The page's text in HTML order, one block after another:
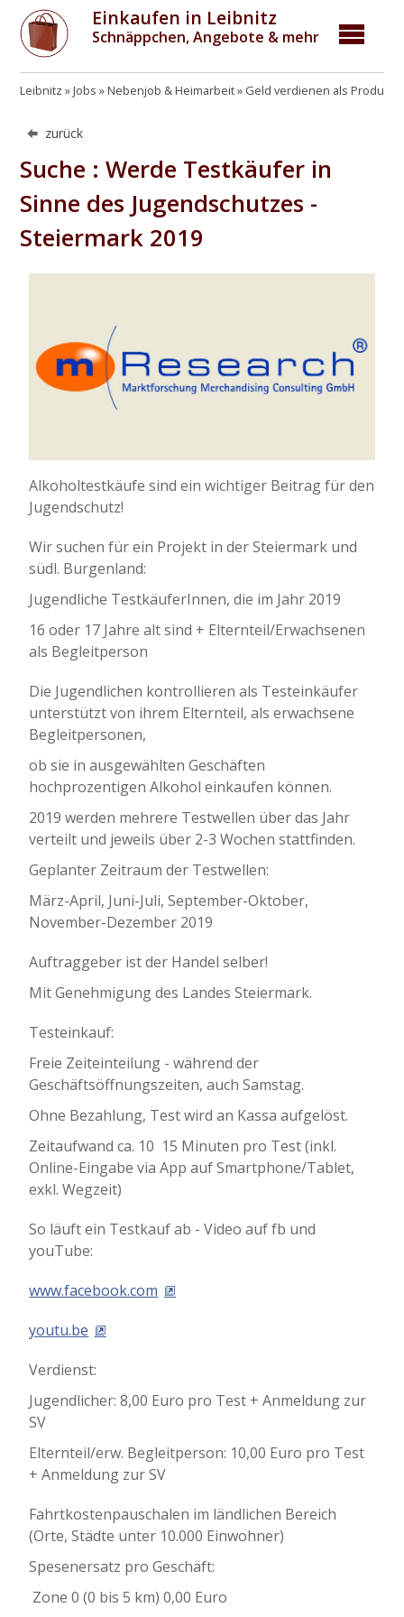
Einkaufen in Leibnitz
Schnäppchen, Angebote & mehr
Leibnitz Jobs Nebenjob & Heimarbeit Geld verdienen als
zurück
Suche : Werde Testkäufer in
Sinne des Jugendschutzes -
Steiermark 2019
Alkoholtestkäufe sind ein wichtiger Beitrag für den
Jugendschutz!
Wir suchen für ein Projekt in der Steiermark und
südl. Burgenland:
Jugendliche TestkäuferInnen, die im Jahr 2019
16 oder 17 Jahre alt sind + Elternteil/Erwachsenen
als Begleitperson
Die Jugendlichen kontrollieren als Testeinkäufer
unterstützt von ihrem Elternteil, als erwachsene
Begleitpersonen,
ob sie in ausgewählten Geschäften
hochprozentigen Alkohol einkaufen können.
2019 werden mehrere Testwellen über das Jahr
verteilt und jeweils über 2-3 Wochen stattfinden.
Geplanter Zeitraum der Testwellen:
März-April, Juni-Juli, September-Oktober,
November-Dezember 2019
Auftraggeber ist der Handel selber!
Mit Genehmigung des Landes Steiermark.
Testeinkauf:
Freie Zeiteinteilung - während der
Geschäftsöffnungszeiten, auch Samstag.
Ohne Bezahlung, Test wird an Kassa aufgelöst.
Zeitaufwand ca. 10  15 Minuten pro Test (inkl.
Online-Eingabe via App auf Smartphone/Tablet,
exkl. Wegzeit)
So läuft ein Testkauf ab - Video auf fb und
youTube:
www.facebook.com
youtu.be
Verdienst:
Jugendlicher: 8,00 Euro pro Test + Anmeldung zur
SV
Elternteil/erw. Begleitperson: 10,00 Euro pro Test
+ Anmeldung zur SV
Fahrtkostenpauschalen im ländlichen Bereich
(Orte, Städte unter 10.000 Einwohner)
Spesenersatz pro Geschäft:
 Zone 0 (0 bis 5 km) 0,00 Euro